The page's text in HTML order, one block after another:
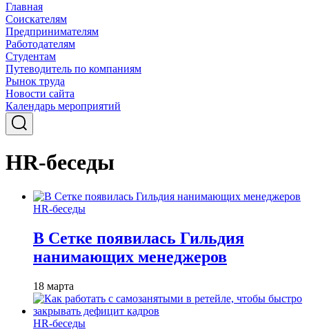
Главная
Соискателям
Предпринимателям
Работодателям
Студентам
Путеводитель по компаниям
Рынок труда
Новости сайта
Календарь мероприятий
HR-беседы
HR-беседы
В Сетке появилась Гильдия
нанимающих менеджеров
18 марта
HR-беседы